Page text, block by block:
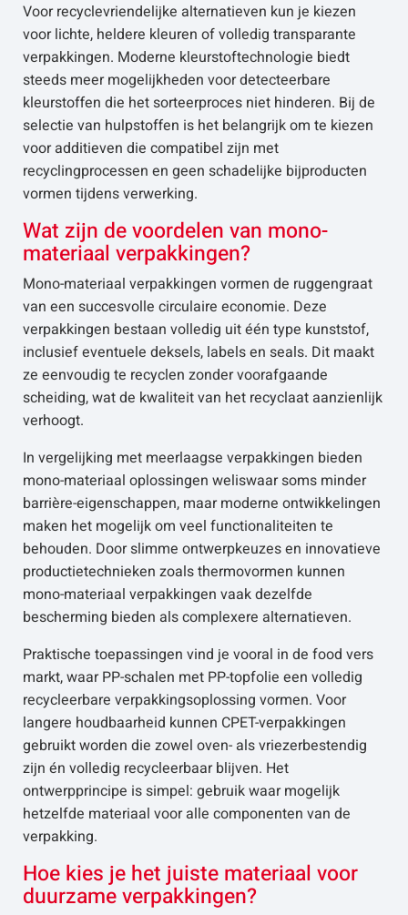
Voor recyclevriendelijke alternatieven kun je kiezen
voor lichte, heldere kleuren of volledig transparante
verpakkingen. Moderne kleurstoftechnologie biedt
steeds meer mogelijkheden voor detecteerbare
kleurstoffen die het sorteerproces niet hinderen. Bij de
selectie van hulpstoffen is het belangrijk om te kiezen
voor additieven die compatibel zijn met
recyclingprocessen en geen schadelijke bijproducten
vormen tijdens verwerking.
Wat zijn de voordelen van mono-
materiaal verpakkingen?
Mono-materiaal verpakkingen vormen de ruggengraat
van een succesvolle circulaire economie. Deze
verpakkingen bestaan volledig uit één type kunststof,
inclusief eventuele deksels, labels en seals. Dit maakt
ze eenvoudig te recyclen zonder voorafgaande
scheiding, wat de kwaliteit van het recyclaat aanzienlijk
verhoogt.
In vergelijking met meerlaagse verpakkingen bieden
mono-materiaal oplossingen weliswaar soms minder
barrière-eigenschappen, maar moderne ontwikkelingen
maken het mogelijk om veel functionaliteiten te
behouden. Door slimme ontwerpkeuzes en innovatieve
productietechnieken zoals thermovormen kunnen
mono-materiaal verpakkingen vaak dezelfde
bescherming bieden als complexere alternatieven.
Praktische toepassingen vind je vooral in de food vers
markt, waar PP-schalen met PP-topfolie een volledig
recycleerbare verpakkingsoplossing vormen. Voor
langere houdbaarheid kunnen CPET-verpakkingen
gebruikt worden die zowel oven- als vriezerbestendig
zijn én volledig recycleerbaar blijven. Het
ontwerpprincipe is simpel: gebruik waar mogelijk
hetzelfde materiaal voor alle componenten van de
verpakking.
Hoe kies je het juiste materiaal voor
duurzame verpakkingen?